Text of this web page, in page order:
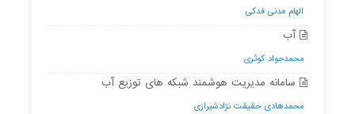
الهام مدنی فدکی
آب
محمدجواد کوثری
سامانه مدیریت هوشمند شبکه های توزیع آب
محمدهادی حقیقت نژادشیرازی